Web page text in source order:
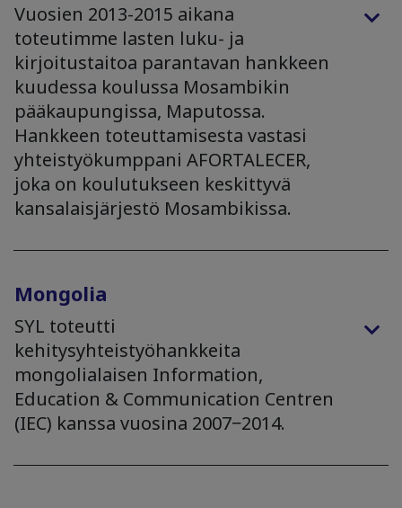
Vuosien 2013-2015 aikana
toteutimme lasten luku- ja
kirjoitustaitoa parantavan hankkeen
kuudessa koulussa Mosambikin
pääkaupungissa, Maputossa.
Hankkeen toteuttamisesta vastasi
yhteistyökumppani AFORTALECER,
joka on koulutukseen keskittyvä
kansalaisjärjestö Mosambikissa.
Mongolia
SYL toteutti
kehitysyhteistyöhankkeita
mongolialaisen Information,
Education & Communication Centren
(IEC) kanssa vuosina 2007−2014.